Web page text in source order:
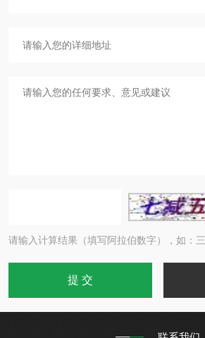
请输入计算结果（填写阿拉伯数字），如：